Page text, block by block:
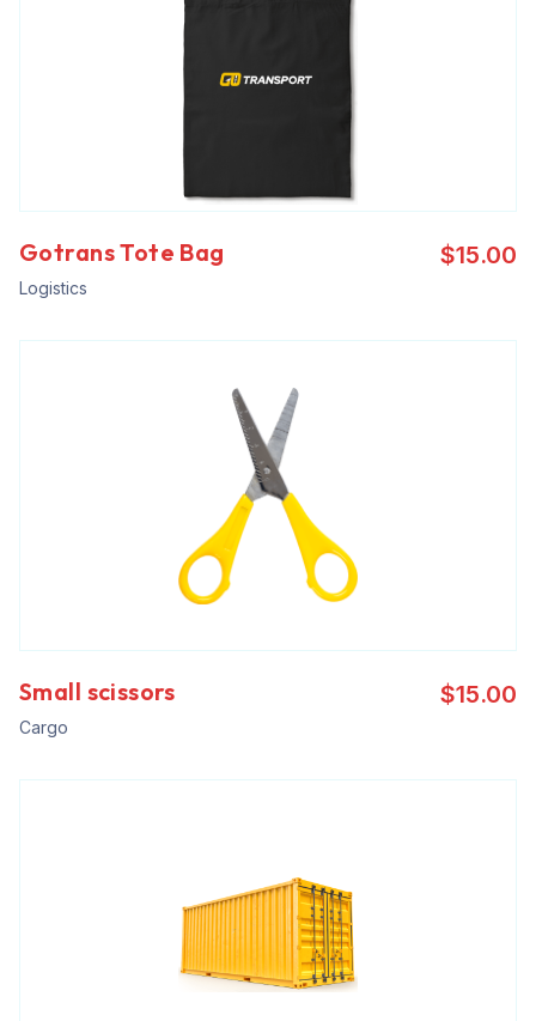
Gotrans Tote Bag
Logistics
$15.00
Small scissors
Cargo
$15.00